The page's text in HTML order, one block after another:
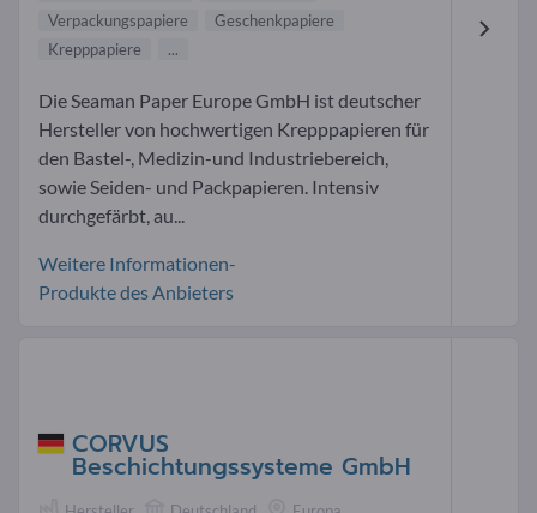
Verpackungspapiere
Geschenkpapiere
Krepppapiere
...
Die Seaman Paper Europe GmbH ist deutscher
Hersteller von hochwertigen Krepppapieren für
den Bastel-, Medizin-und Industriebereich,
sowie Seiden- und Packpapieren. Intensiv
durchgefärbt, au...
Weitere Informationen-
Produkte des Anbieters
CORVUS
Beschichtungssysteme GmbH